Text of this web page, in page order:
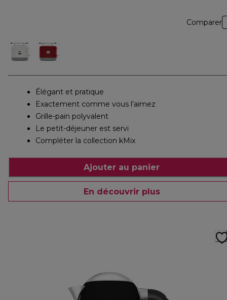
Comparer
Élégant et pratique
Exactement comme vous l’aimez
Grille-pain polyvalent
Le petit-déjeuner est servi
Compléter la collection kMix
Ajouter au panier
En découvrir plus